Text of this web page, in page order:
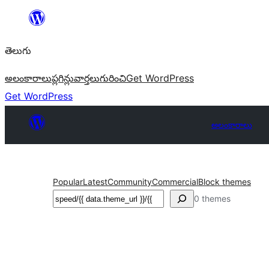
విషయానికి
తెలుగు
అలంకారాలుప్లగిన్లువార్తలుగురించిGet WordPress
Get WordPress
అలంకారాలు
PopularLatestCommunityCommercialBlock themes
వెతుకు 0 themes